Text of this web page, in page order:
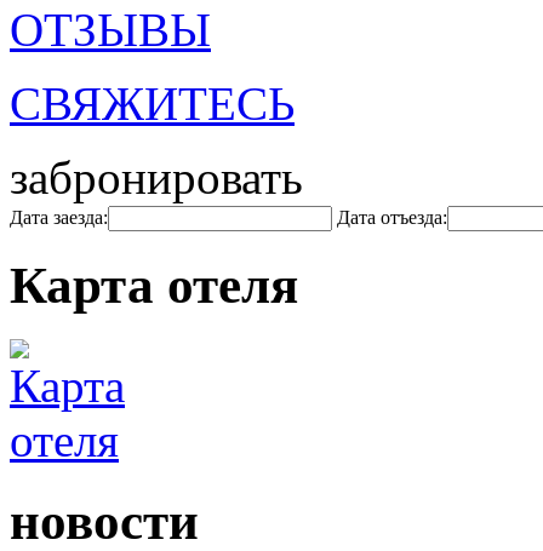
ОТЗЫВЫ
СВЯЖИТЕСЬ
забронировать
Дата заезда: Дата отъезда:
Карта отеля
новости